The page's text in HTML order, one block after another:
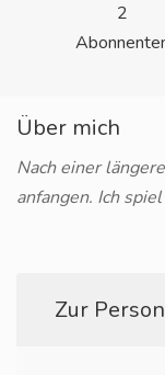
2
Über mich
Nach einer
anfangen. Ich
Zur Person